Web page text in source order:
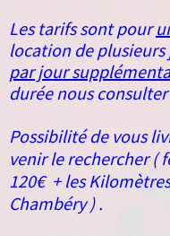
Les tarifs sont pour
location de
par jour
durée nous consulter
Possibilité de vous
venir le rechercher
120€ + les
Chambéry ) .